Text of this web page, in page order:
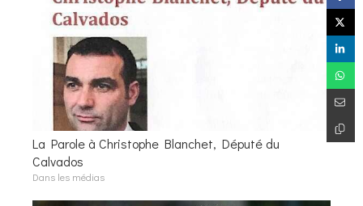
La Parole à Christophe Blanchet, Député du
Calvados
Dans les médias